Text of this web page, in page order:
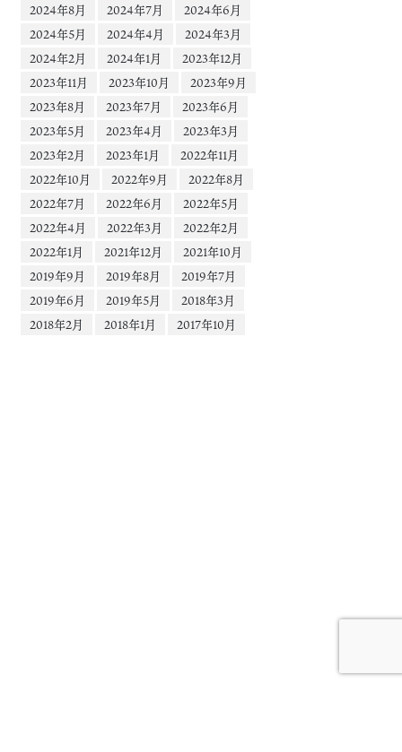
2024年8月
2024年7月
2024年6月
2024年5月
2024年4月
2024年3月
2024年2月
2024年1月
2023年12月
2023年11月
2023年10月
2023年9月
2023年8月
2023年7月
2023年6月
2023年5月
2023年4月
2023年3月
2023年2月
2023年1月
2022年11月
2022年10月
2022年9月
2022年8月
2022年7月
2022年6月
2022年5月
2022年4月
2022年3月
2022年2月
2022年1月
2021年12月
2021年10月
2019年9月
2019年8月
2019年7月
2019年6月
2019年5月
2018年3月
2018年2月
2018年1月 2017年10月